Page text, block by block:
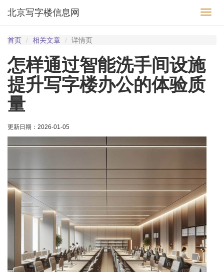
切
北京写字楼信息网
首页 相关文章 详情页
怎样通过智能洗手间设施
提升写字楼办公的体验质
量
更新日期： 2026-01-05